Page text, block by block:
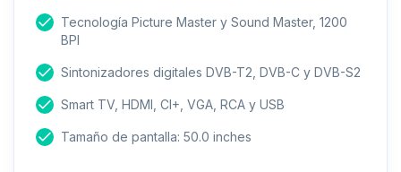
Tecnología Picture Master y Sound Master, 1200
BPI
Sintonizadores digitales DVB-T2, DVB-C y DVB-S2
Smart TV, HDMI, CI+, VGA, RCA y USB
Tamaño de pantalla: 50.0 inches